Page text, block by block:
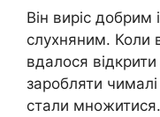
Він виріс добрим
слухняним. Коли
вдалося
заробляти
стали